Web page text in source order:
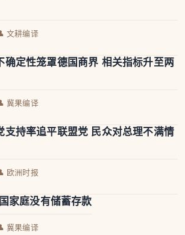
文耕编译
确定性笼罩德国商界 相关指标升至两
冀果编译
支持率追平联盟党 民众对总理不满情
欧洲时报
家庭没有储蓄存款
冀果编译